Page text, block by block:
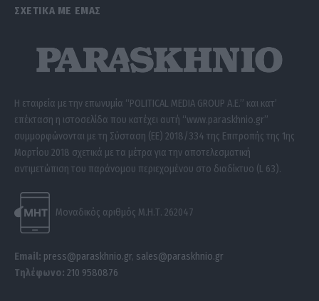
ΣΧΕΤΙΚΑ ΜΕ ΕΜΑΣ
Η εταιρεία με την επωνυμία “POLITICAL MEDIA GROUP A.E.” και κατ’
επέκταση η ιστοσελίδα που κατέχει αυτή “www.paraskhnio.gr”
συμμορφώνονται με τη Σύσταση (ΕΕ) 2018/334 της Επιτροπής της 1ης
Μαρτίου 2018 σχετικά με τα μέτρα για την αποτελεσματική
αντιμετώπιση του παράνομου περιεχομένου στο διαδίκτυο (L 63).
Μοναδικός αριθμός Μ.Η.Τ. 262047
Email: press@paraskhnio.gr, sales@paraskhnio.gr
Τηλέφωνο: 210 9580876